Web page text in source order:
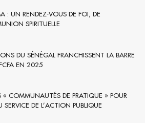
: UN RENDEZ-VOUS DE FOI, DE
SPIRITUELLE
DU SÉNÉGAL FRANCHISSENT LA BARRE
EN 2025
« COMMUNAUTÉS DE PRATIQUE » POUR
SERVICE DE L’ACTION PUBLIQUE